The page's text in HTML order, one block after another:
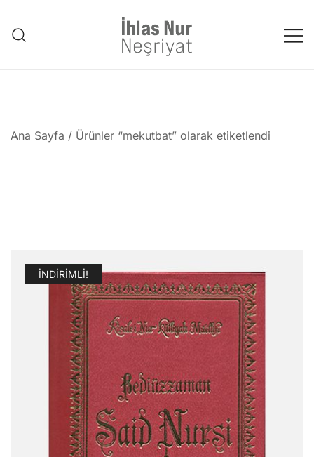
content
Ana Sayfa / Ürünler “mekutbat” olarak etiketlendi
İNDIRIMLI!